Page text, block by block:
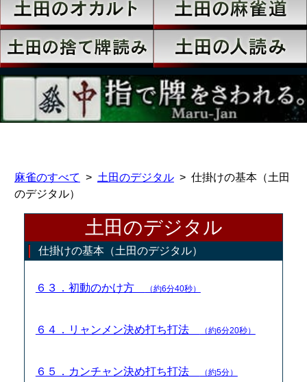
麻雀のすべて 土田のデジタル
仕掛けの基本（土田
のデジタル）
土田のデジタル
仕掛けの基本（土田のデジタル）
６３．初動のかけ方 （約6分40秒）
６４．リャンメン決め打ち打法 （約6分20秒）
６５．カンチャン決め打ち打法 （約5分）